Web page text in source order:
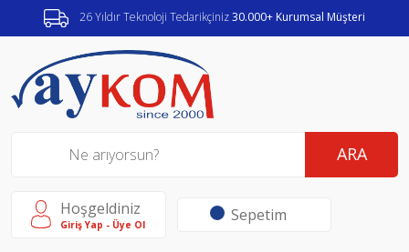
26 Yıldır Teknoloji Tedarikçiniz30.000+ Kurumsal Müşteri
ARA
Hoşgeldiniz
Giriş Yap - Üye Ol Sepetim